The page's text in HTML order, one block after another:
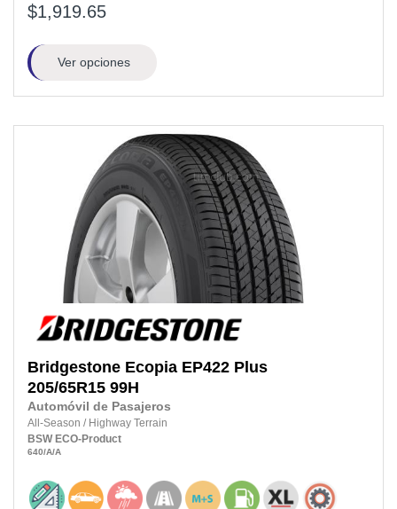
$1,919.65
Ver opciones
Bridgestone Ecopia EP422 Plus
205/65R15 99H
Automóvil de Pasajeros
All-Season / Highway Terrain
BSW ECO-Product
640/A/A